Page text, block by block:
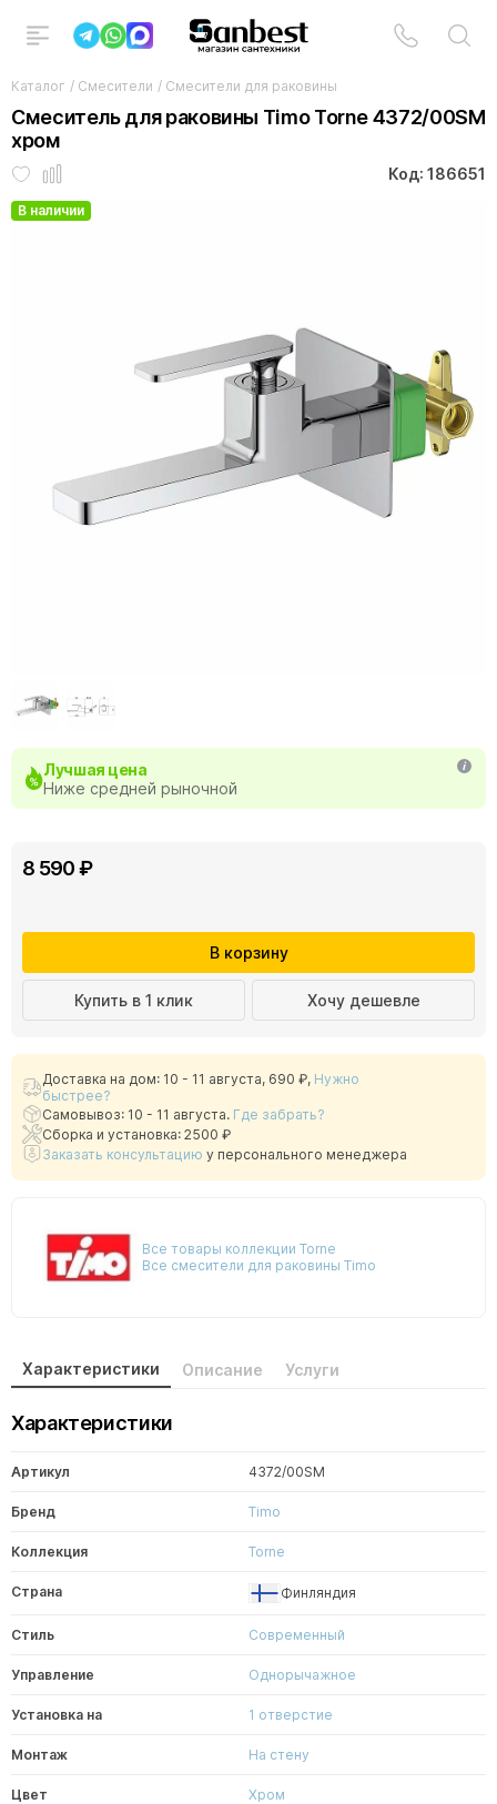
Каталог / Смесители / Смесители для раковины
Смеситель для раковины Timo Torne 4372/00SM
хром
Код: 186651
В наличии
Лучшая цена
Ниже средней рыночной
8 590 ₽
В корзину
Купить в 1 клик Хочу дешевле
Доставка на дом: 10 - 11 августа, 690 ₽, Нужно
быстрее?
Самовывоз: 10 - 11 августа. Где забрать?
Сборка и установка: 2500 ₽
Заказать консультацию у персонального менеджера
Все товары коллекции Torne
Все смесители для раковины Timo
Характеристики Описание Услуги
Характеристики
Артикул 4372/00SM
Бренд Timo
Коллекция Torne
Страна Финляндия
Стиль Современный
Управление Однорычажное
Установка на 1 отверстие
Монтаж На стену
Цвет Хром